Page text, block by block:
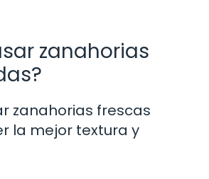
zanahorias
zanahorias frescas
la mejor textura y